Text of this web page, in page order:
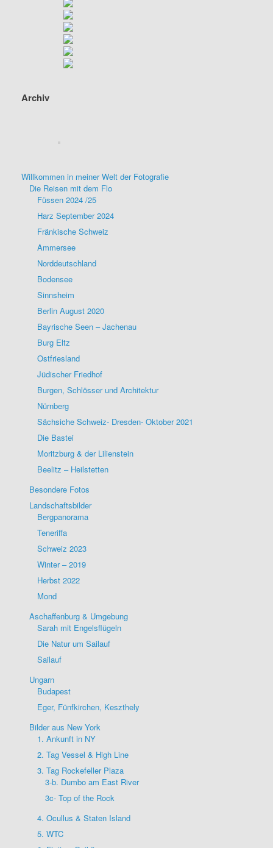
Archiv
Willkommen in meiner Welt der Fotografie
Die Reisen mit dem Flo
Füssen 2024 /25
Harz September 2024
Fränkische Schweiz
Ammersee
Norddeutschland
Bodensee
Sinnsheim
Berlin August 2020
Bayrische Seen – Jachenau
Burg Eltz
Ostfriesland
Jüdischer Friedhof
Burgen, Schlösser und Architektur
Nürnberg
Sächsiche Schweiz- Dresden- Oktober 2021
Die Bastei
Moritzburg & der Lilienstein
Beelitz – Heilstetten
Besondere Fotos
Landschaftsbilder
Bergpanorama
Teneriffa
Schweiz 2023
Winter – 2019
Herbst 2022
Mond
Aschaffenburg & Umgebung
Sarah mit Engelsflügeln
Die Natur um Sailauf
Sailauf
Ungarn
Budapest
Eger, Fünfkirchen, Keszthely
Bilder aus New York
1. Ankunft in NY
2. Tag Vessel & High Line
3. Tag Rockefeller Plaza
3-b. Dumbo am East River
3c- Top of the Rock
4. Ocullus & Staten Island
5. WTC